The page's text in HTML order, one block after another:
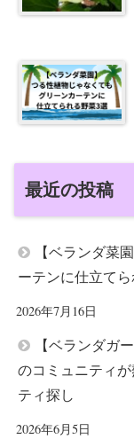
最近の投稿
【ベランダ菜
ーテンに仕立て
2026年7月16日
【ベランダガ
のコミュニティ
ティ探し
2026年6月5日